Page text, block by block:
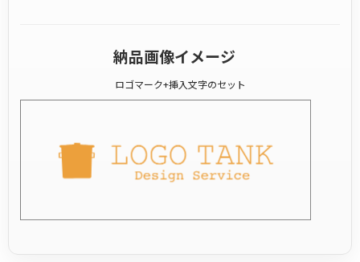
納品画像イメージ
ロゴマーク+挿入文字のセット